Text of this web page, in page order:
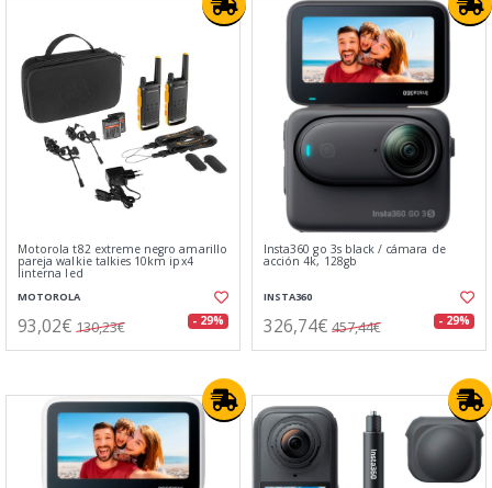
Motorola t82 extreme negro amarillo
pareja walkie talkies 10km ipx4
linterna led
MOTOROLA
93,02€ 130,23€ - 29%
Insta360 go 3s black / cámara de
acción 4k, 128gb
INSTA360
326,74€ 457,44€ - 29%